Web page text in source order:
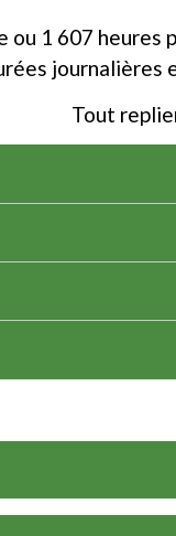
1 607 heures
journalières
Tout